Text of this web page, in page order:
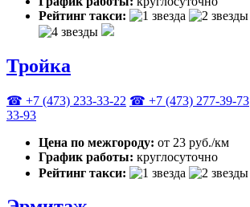
Рейтинг такси:
Тройка
☎ +7 (473) 233-33-22 ☎ +7 (473) 277-39-73
33-93
Цена по межгороду: от 23 руб./км
График работы: круглосуточно
Рейтинг такси: